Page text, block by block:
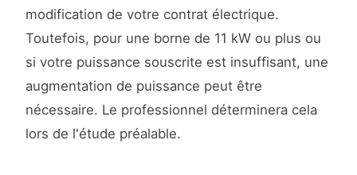
modification de votre contrat électrique.
Toutefois, pour une borne de 11 kW ou plus ou
si votre puissance souscrite est insuffisant, une
augmentation de puissance peut être
nécessaire. Le professionnel déterminera cela
lors de l'étude préalable.